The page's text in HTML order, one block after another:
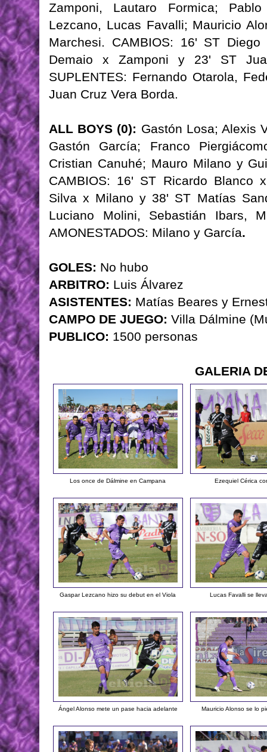
Zamponi, Lautaro Formica;
Lezcano, Lucas Favalli; Mauricio
Marchesi. CAMBIOS: 16' ST
Demaio x Zamponi y 23' ST
SUPLENTES: Fernando Otarola,
Juan Cruz Vera Borda.
ALL BOYS (0): Gastón Losa; Alexis
Gastón García; Franco
Cristian Canuhé; Mauro Milano y
CAMBIOS: 16' ST Ricardo Blanco
Silva x Milano y 38' ST Matías
Luciano Molini, Sebastián Ibars,
AMONESTADOS: Milano y García.
GOLES: No hubo
ARBITRO: Luis Álvarez
ASISTENTES: Matías Beares y
CAMPO DE JUEGO: Villa Dálmine
PUBLICO: 1500 personas
GALERIA
Los once de Dálmine en Campana Ezequiel Cérica
Gaspar Lezcano hizo su debut en el Viola Lucas Favalli se
Ángel Alonso mete un pase hacia adelante Mauricio Alonso se lo